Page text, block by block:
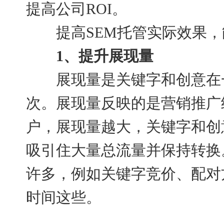
提高公司ROI。
提高SEM托管实际效果，
1、提升展现量
展现量是关键字和创意在
次。展现量反映的是营销推
户，展现量越大，关键字和
吸引住大量总流量并保持转
许多，例如关键字竞价、配
时间这些。